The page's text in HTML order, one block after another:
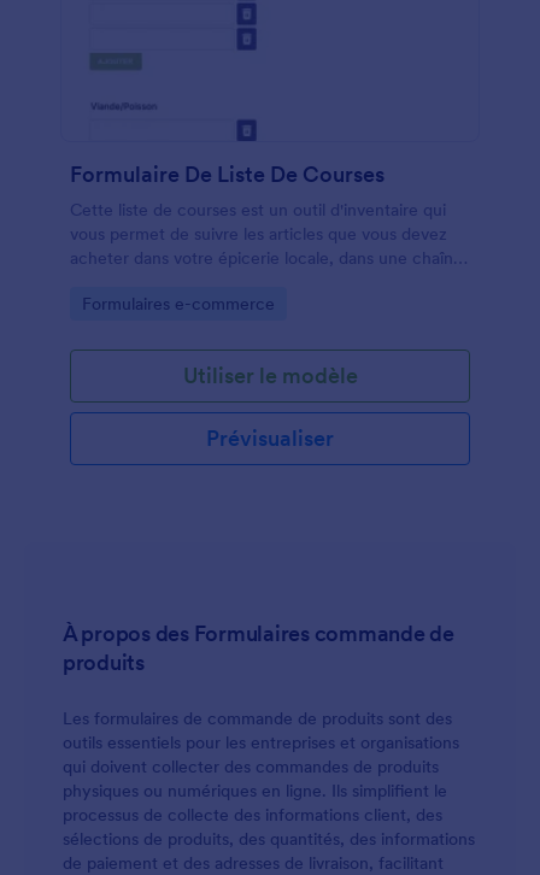
instantanément envoyées aux autres comptes en
ligne sur lesquels vous et vos équipes comptez déjà.
En permettant aux clients d'annuler plus facilement
à vous soucier des retards de communication par e-
mail. Vous pouvez vous concentrer sur la
satisfaction de vos clients!
Formulaire De Liste De Courses
Cette liste de courses est un outil d'inventaire qui
vous permet de suivre les articles que vous devez
acheter dans votre épicerie locale, dans une chaîne
Personnalisable et gratuite.
Go to Category:
Formulaires e-commerce
Utiliser le modèle
Prévisualiser
À propos des Formulaires commande de
produits
Les formulaires de commande de produits sont des
outils essentiels pour les entreprises et organisations
qui doivent collecter des commandes de produits
physiques ou numériques en ligne. Ils simplifient le
processus de collecte des informations client, des
sélections de produits, des quantités, des informations
de paiement et des adresses de livraison, facilitant